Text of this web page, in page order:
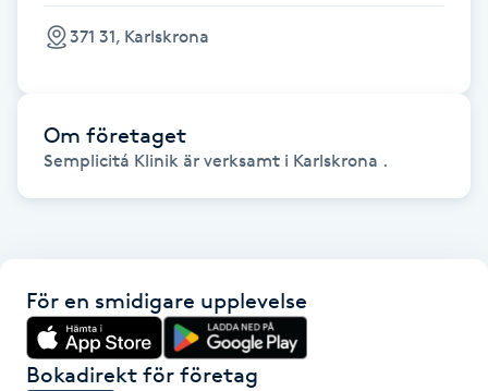
Hårborttagning
Hårförlängning
Hälsa
Hälsprickor
371 31, Karlskrona
Om företaget
Semplicitá Klinik är verksamt i Karlskrona .
För en smidigare upplevelse
Bokadirekt för företag